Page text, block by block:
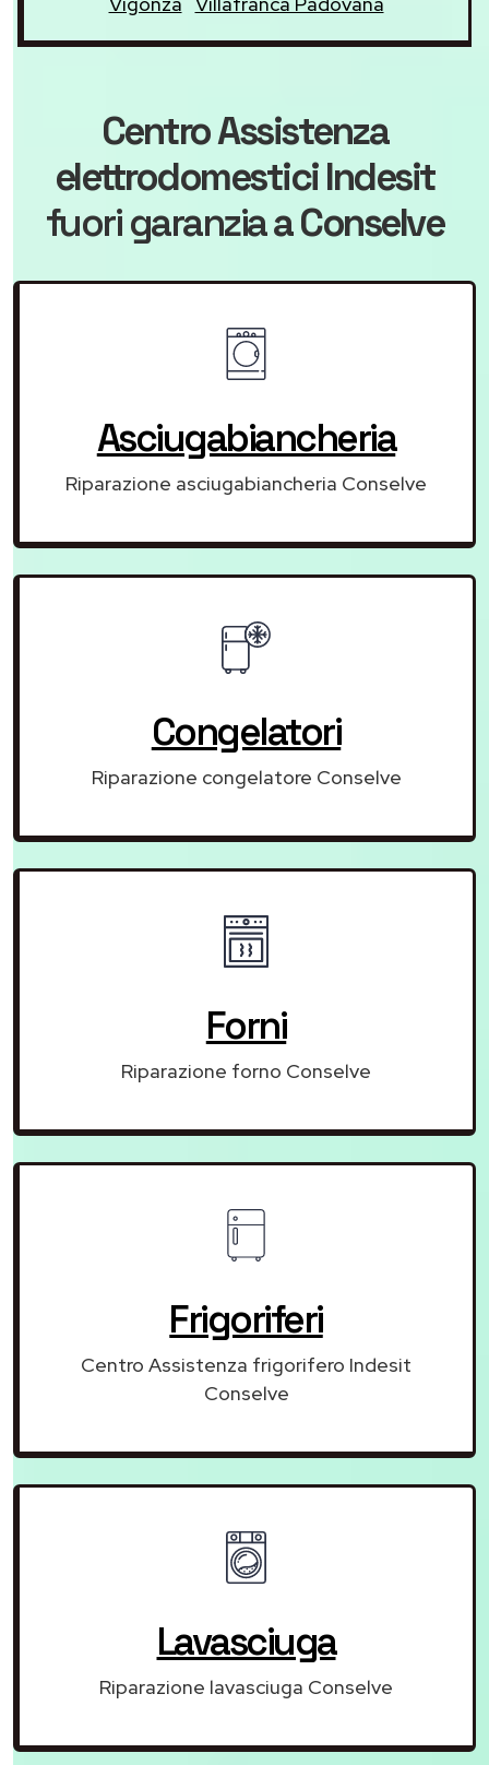
Centro Assistenza
elettrodomestici Indesit
fuori garanziaa Conselve
Asciugabiancheria
Riparazione asciugabiancheria Conselve
Congelatori
Riparazione congelatore Conselve
Forni
Riparazione forno Conselve
Frigoriferi
Centro Assistenza frigorifero Indesit
Conselve
Lavasciuga
Riparazione lavasciuga Conselve